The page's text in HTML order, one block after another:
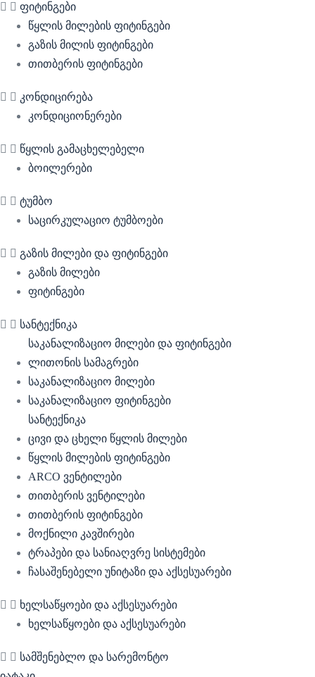
ფიტინგები
წყლის მილების ფიტინგები
გაზის მილის ფიტინგები
თითბერის ფიტინგები
კონდიცირება
კონდიციონერები
წყლის გამაცხელებელი
ბოილერები
ტუმბო
საცირკულაციო ტუმბოები
გაზის მილები და ფიტინგები
გაზის მილები
ფიტინგები
სანტექნიკა
საკანალიზაციო მილები და ფიტინგები
ლითონის სამაგრები
საკანალიზაციო მილები
საკანალიზაციო ფიტინგები
სანტექნიკა
ცივი და ცხელი წყლის მილები
წყლის მილების ფიტინგები
ARCO ვენტილები
თითბერის ვენტილები
თითბერის ფიტინგები
მოქნილი კავშირები
ტრაპები და სანიაღვრე სისტემები
ჩასაშენებელი უნიტაზი და აქსესუარები
ხელსაწყოები და აქსესუარები
ხელსაწყოები და აქსესუარები
სამშენებლო და სარემონტო